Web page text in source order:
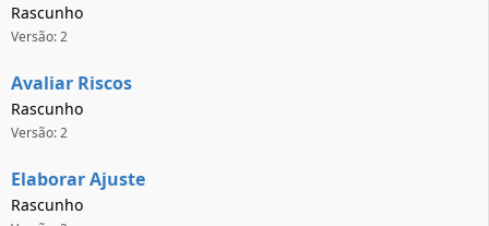
Rascunho
Versão: 2
Avaliar Riscos
Rascunho
Versão: 2
Elaborar Ajuste
Rascunho